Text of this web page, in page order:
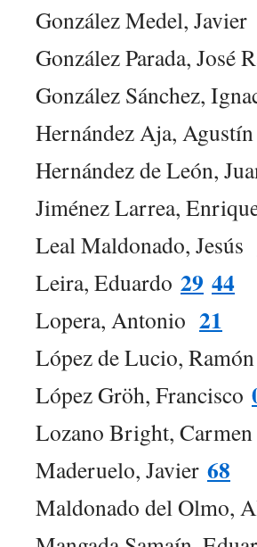
González Medel, Javier
González Parada, José
González Sánchez,
Hernández Aja, Agustín
Hernández de León,
Jiménez Larrea,
Leal Maldonado, Jesús
Leira, Eduardo 29 44
Lopera, Antonio 21
López de Lucio, Ramón
López Gröh, Francisco
Lozano Bright, Carmen
Maderuelo, Javier 68
Maldonado del Olmo,